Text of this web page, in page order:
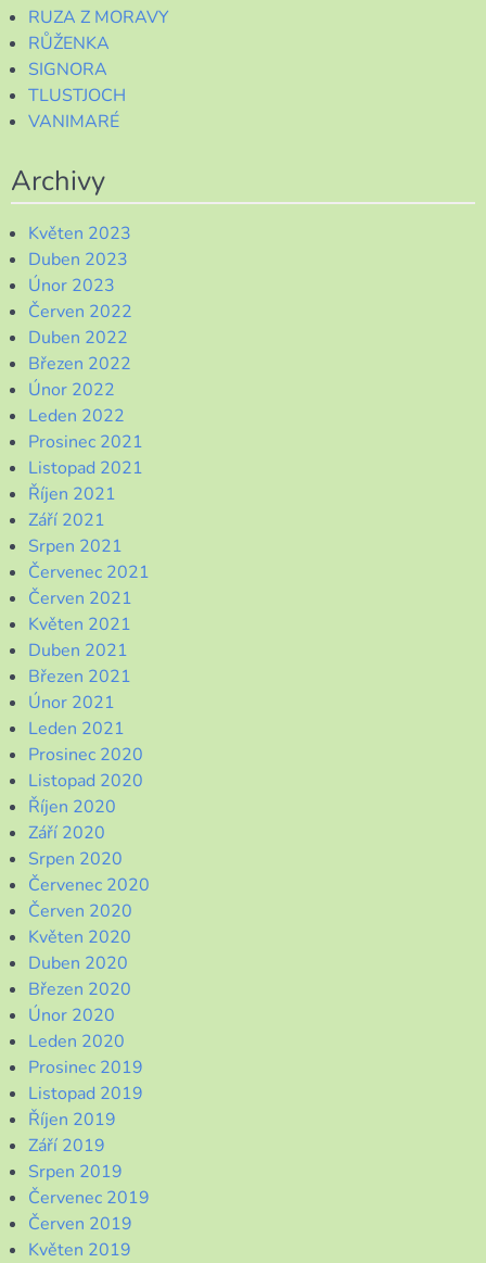
RUZA Z MORAVY
RŮŽENKA
SIGNORA
TLUSTJOCH
VANIMARÉ
Archivy
Květen 2023
Duben 2023
Únor 2023
Červen 2022
Duben 2022
Březen 2022
Únor 2022
Leden 2022
Prosinec 2021
Listopad 2021
Říjen 2021
Září 2021
Srpen 2021
Červenec 2021
Červen 2021
Květen 2021
Duben 2021
Březen 2021
Únor 2021
Leden 2021
Prosinec 2020
Listopad 2020
Říjen 2020
Září 2020
Srpen 2020
Červenec 2020
Červen 2020
Květen 2020
Duben 2020
Březen 2020
Únor 2020
Leden 2020
Prosinec 2019
Listopad 2019
Říjen 2019
Září 2019
Srpen 2019
Červenec 2019
Červen 2019
Květen 2019